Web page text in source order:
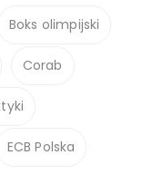
Boks olimpijski
Corab
ECB Polska